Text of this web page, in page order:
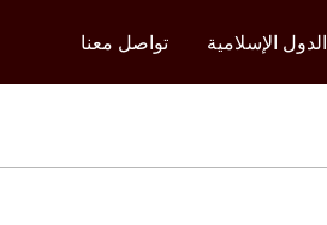
الدول الإسلامية تواصل معنا